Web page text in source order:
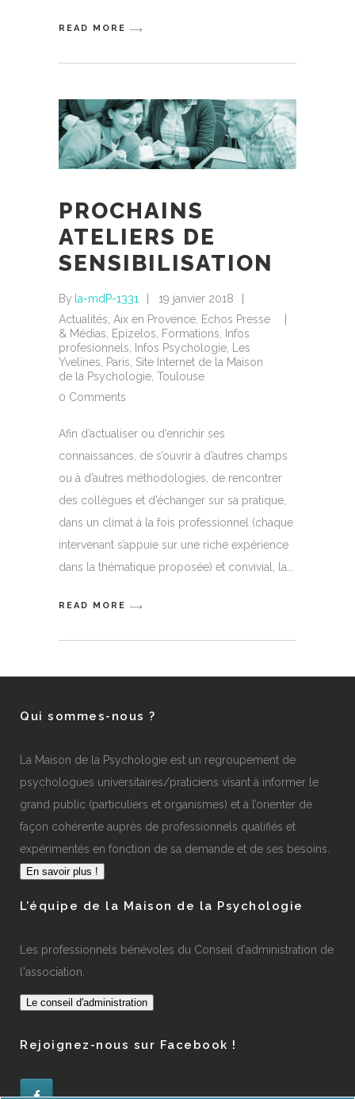
READ MORE
PROCHAINS
ATELIERS DE
SENSIBILISATION
By la-mdP-1331
19 janvier 2018
Actualités Aix en Provence Echos Presse
& Médias
Epizelos Formations
Infos
profesionnels
Infos Psychologie
Les
Yvelines
Paris Site Internet de la Maison
de la Psychologie Toulouse
0 Comments
Afin d’actualiser ou d’enrichir ses
connaissances, de s’ouvrir à d’autres champs
ou à d’autres méthodologies, de rencontrer
des collègues et d’échanger sur sa pratique,
dans un climat à la fois professionnel (chaque
intervenant s’appuie sur une riche expérience
dans la thématique proposée) et convivial, la
READ MORE
Qui sommes-nous ?
La Maison de la Psychologie est un regroupement de
psychologues universitaires/praticiens visant à informer le
grand public (particuliers et organismes) et à l’orienter de
façon cohérente auprès de professionnels qualifiés et
expérimentés en fonction de sa demande et de ses besoins.
En savoir plus !
L’équipe de la Maison de la Psychologie
Les professionnels bénévoles du Conseil d'administration de
l'association.
Le conseil d'administration
Rejoignez-nous sur Facebook !